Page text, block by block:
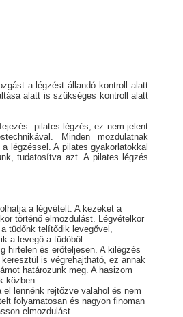
a légzést állandó kontroll alatt
alatt is szükséges kontroll alatt
pilates légzés, ez nem jelent
Minden mozdulatnak
légzéssel. A pilates gyakorlatokkal
tudatosítva azt. A pilates légzés
a légvételt. A kezeket a
történő elmozdulást. Légvételkor
tüdőnk telítődik levegővel,
a levegő a tüdőből.
hirtelen és erőteljesen. A kilégzés
is végrehajtható, ez annak
határozunk meg. A hasizom
közben.
lennénk rejtőzve valahol és nem
folyamatosan és nagyon finoman
elmozdulást.